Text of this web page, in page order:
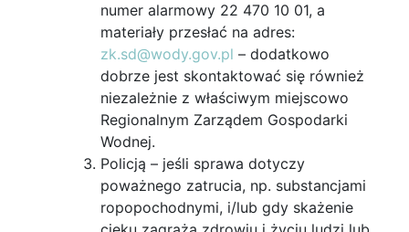
numer alarmowy 22 470 10 01, a
materiały przesłać na adres:
zk.sd@wody.gov.pl – dodatkowo
dobrze jest skontaktować się również
niezależnie z właściwym miejscowo
Regionalnym Zarządem Gospodarki
Wodnej.
Policją – jeśli sprawa dotyczy
poważnego zatrucia, np. substancjami
ropopochodnymi, i/lub gdy skażenie